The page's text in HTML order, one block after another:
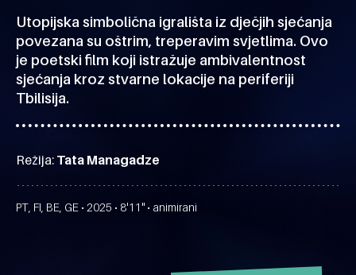
Utopijska simbolična igrališta iz dječjih sjećanja
povezana su oštrim, treperavim svjetlima. Ovo
je poetski film koji istražuje ambivalentnost
sjećanja kroz stvarne lokacije na periferiji
Tbilisija.
Režija: Tata Managadze
PT, FI, BE, GE • 2025 • 8'11" • animirani